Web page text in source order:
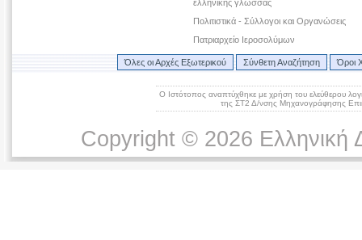
ελληνικής γλώσσας
Πολιτιστικά - Σύλλογοι και Οργανώσεις
Πατριαρχείο Ιεροσολύμων
Όλες οι Αρχές Εξωτερικού Σύνθετη Αναζήτηση Όροι
Ο Ιστότοπος αναπτύχθηκε με χρήση του ελεύθερου
της ΣΤ2 Δ/νσης Μηχανογράφησης
Copyright © 2026